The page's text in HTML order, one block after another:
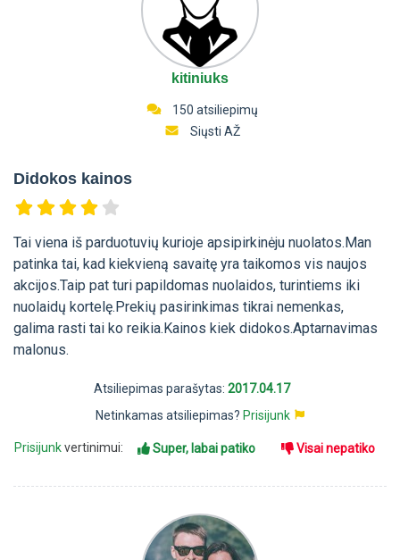
kitiniuks
150 atsiliepimų
Siųsti AŽ
Didokos kainos
Tai viena iš parduotuvių kurioje apsipirkinėju nuolatos.Man
patinka tai, kad kiekvieną savaitę yra taikomos vis naujos
akcijos.Taip pat turi papildomas nuolaidos, turintiems iki
nuolaidų kortelę.Prekių pasirinkimas tikrai nemenkas,
galima rasti tai ko reikia.Kainos kiek didokos.Aptarnavimas
malonus.
Atsiliepimas parašytas: 2017.04.17
Netinkamas atsiliepimas? Prisijunk
Prisijunkvertinimui: Super, labai patiko Visai nepatiko